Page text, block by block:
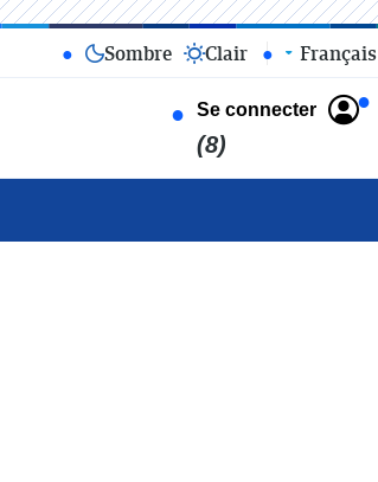
Se connecter
(8)
Sombre Clair Français